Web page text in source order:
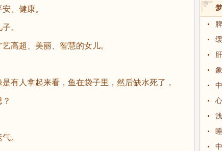
、健康。
。
超、美丽、智慧的女儿。
有人拿起来看，鱼在袋子里，然后缺水死了，
。